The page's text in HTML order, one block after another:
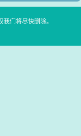
们将尽快删除。